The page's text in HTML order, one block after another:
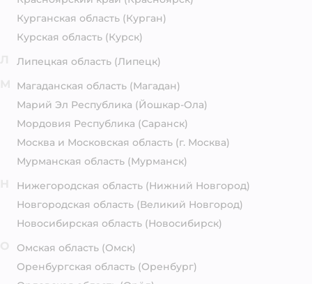
Курганская область (Курган)
Курская область (Курск)
Липецкая область (Липецк)
Магаданская область (Магадан)
Марий Эл Республика (Йошкар-Ола)
Мордовия Республика (Саранск)
Москва и Московская область (г. Москва)
Мурманская область (Мурманск)
Нижегородская область (Нижний Новгород)
Новгородская область (Великий Новгород)
Новосибирская область (Новосибирск)
Омская область (Омск)
Оренбургская область (Оренбург)